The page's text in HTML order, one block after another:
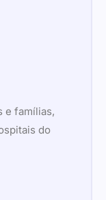
e famílias,
do